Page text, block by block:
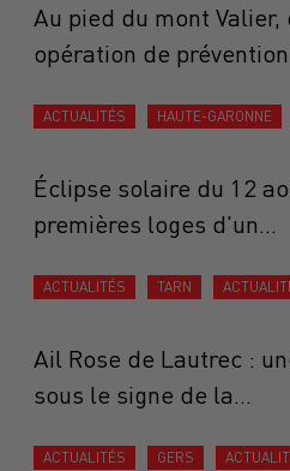
Au pied du mont Valier,
opération de
ACTUALITÉS HAUTE-GARONNE
Éclipse solaire du 12
premières loges d'un...
ACTUALITÉS TARN
Ail Rose de Lautrec :
sous le signe de la...
ACTUALITÉS GERS